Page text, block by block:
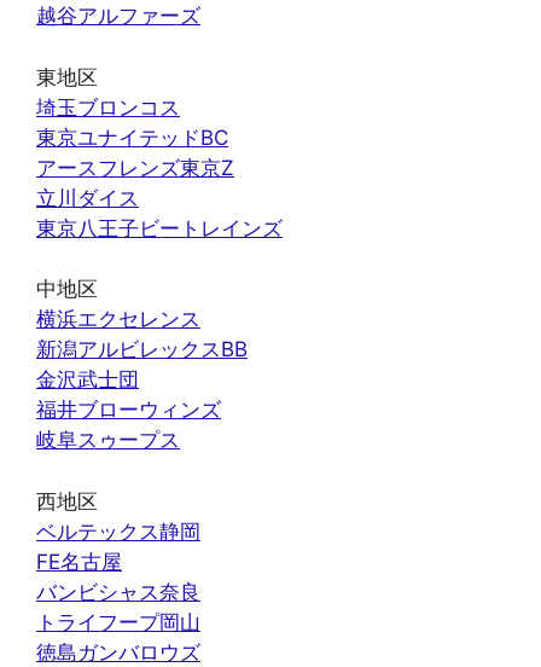
越谷アルファーズ
東地区
埼玉ブロンコス
東京ユナイテッドBC
アースフレンズ東京Z
立川ダイス
東京八王子ビートレインズ
中地区
横浜エクセレンス
新潟アルビレックスBB
金沢武士団
福井ブローウィンズ
岐阜スゥープス
西地区
ベルテックス静岡
FE名古屋
バンビシャス奈良
トライフープ岡山
徳島ガンバロウズ